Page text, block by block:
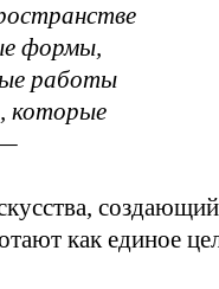
формы,
работы
которые
как единое